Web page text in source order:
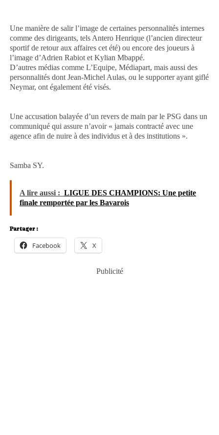
Une manière de salir l’image de certaines personnalités internes
comme des dirigeants, tels Antero Henrique (l’ancien directeur
sportif de retour aux affaires cet été) ou encore des joueurs à
l’image d’Adrien Rabiot et Kylian Mbappé.
D’autres médias comme L’Equipe, Médiapart, mais aussi des
personnalités dont Jean-Michel Aulas, ou le supporter ayant giflé
Neymar, ont également été visés.
Une accusation balayée d’un revers de main par le PSG dans un
communiqué qui assure n’avoir « jamais contracté avec une
agence afin de nuire à des individus et à des institutions ».
Samba SY.
A lire aussi : LIGUE DES CHAMPIONS: Une petite
finale remportée par les Bavarois
Partager :
Facebook X
Publicité